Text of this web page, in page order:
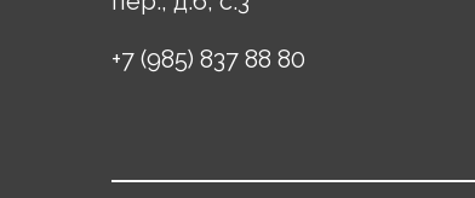
+7 (985) 837 88 80